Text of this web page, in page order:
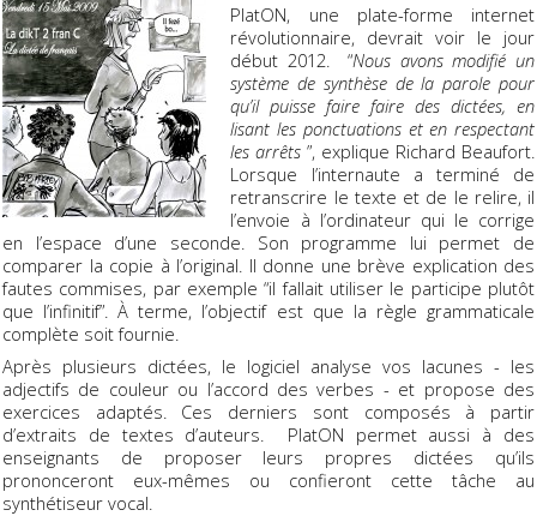
PlatON, une plate-forme internet
révolutionnaire, devrait voir le jour
début 2012. “Nous avons modifié un
système de synthèse de la parole pour
qu’il puisse faire faire des dictées, en
lisant les ponctuations et en respectant
les arrêts ”, explique Richard Beaufort.
Lorsque l’internaute a terminé de
retranscrire le texte et de le relire, il
l’envoie à l’ordinateur qui le corrige
en l’espace d’une seconde. Son programme lui permet de
comparer la copie à l’original. Il donne une brève explication des
fautes commises, par exemple “il fallait utiliser le participe plutôt
que l’infinitif”. À terme, l’objectif est que la règle grammaticale
complète soit fournie.
Après plusieurs dictées, le logiciel analyse vos lacunes - les
adjectifs de couleur ou l’accord des verbes - et propose des
exercices adaptés. Ces derniers sont composés à partir
d’extraits de textes d’auteurs. PlatON permet aussi à des
enseignants de proposer leurs propres dictées qu’ils
prononceront eux-mêmes ou confieront cette tâche au
synthétiseur vocal.